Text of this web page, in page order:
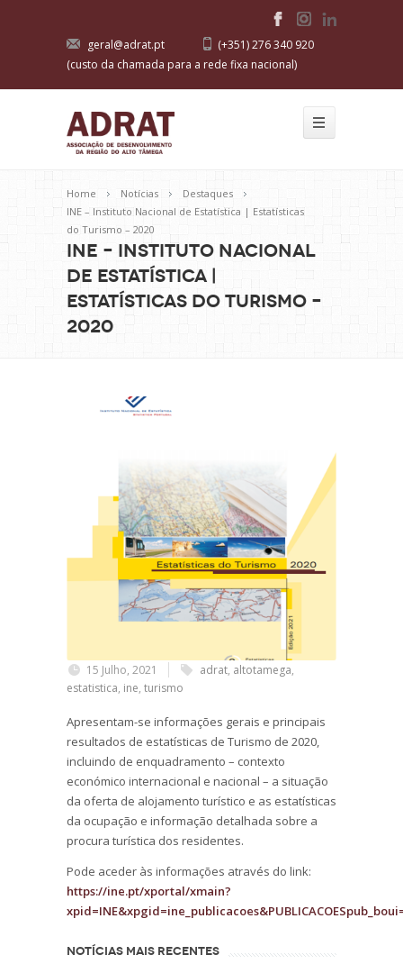
geral@adrat.pt
(+351) 276 340 920
(custo da chamada para a rede fixa nacional)
Home Notícias
Destaques
INE – Instituto Nacional de Estatística | Estatísticas
do Turismo – 2020
INE – Instituto Nacional
de Estatística |
Estatísticas do Turismo –
2020
15 Julho, 2021 adrat, altotamega,
estatistica, ine, turismo
Apresentam-se informações gerais e principais
resultados de estatísticas de Turismo de 2020,
incluindo de enquadramento – contexto
económico internacional e nacional – a situação
da oferta de alojamento turístico e as estatísticas
da ocupação e informação detalhada sobre a
procura turística dos residentes.
Pode aceder às informações através do link:
https://ine.pt/xportal/xmain?
NOTÍCIAS MAIS RECENTES